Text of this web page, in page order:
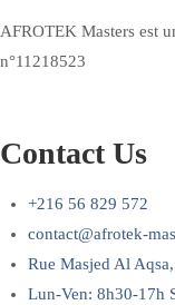
AFROTEK Masters est
n°11218523
Contact Us
+216 56 829 572
contact@afrotek-
Rue Masjed Al
Lun-Ven: 8h30-17h